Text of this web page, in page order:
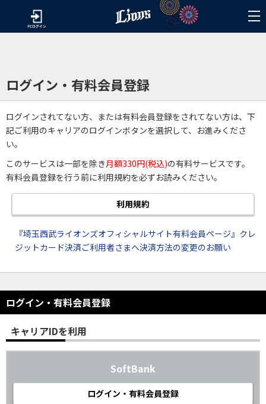
ログイン・有料会員登録
ログインされてない方、または有料会員登録をされてない方は、下
記ご利用のキャリアのログインボタンを選択して、お進みくださ
い。
このサービスは一部を除き月額330円(税込)の有料サービスです。
有料会員登録を行う前に利用規約を必ずお読みください。
利用規約
『埼玉西武ライオンズオフィシャルサイト有料会員ページ』クレ
ジットカード決済ご利用者さまへ決済方法の変更のお願い
ログイン・有料会員登録
キャリアIDを利用
SoftBank
ログイン・有料会員登録